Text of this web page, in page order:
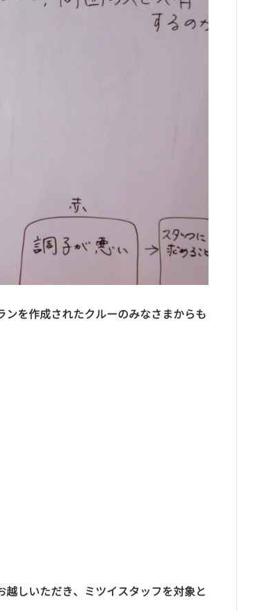
を作成されたクルーのみなさまからも
しいただき、ミツイスタッフを対象と